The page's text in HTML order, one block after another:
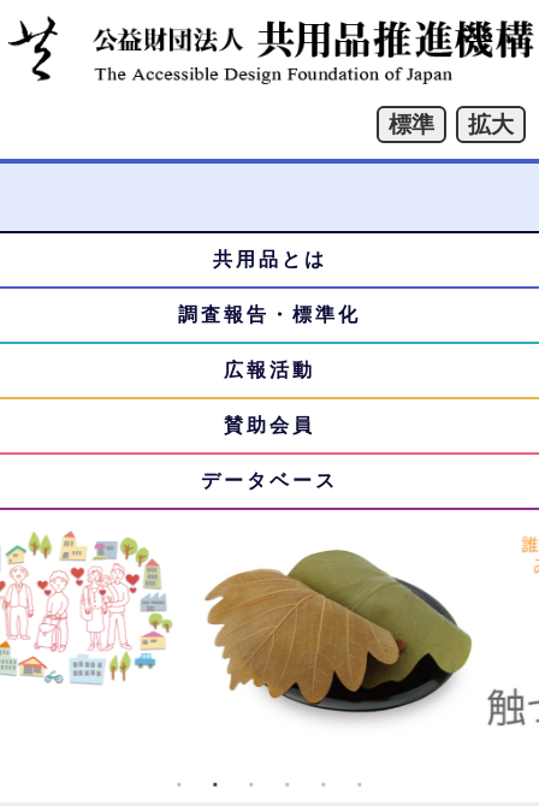
ャ
メ
ニ
ュ
ー
共用品とは
調査報告・標準化
広報活動
賛助会員
データベース